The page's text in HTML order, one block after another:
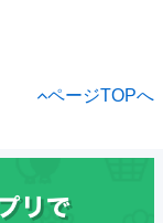
ページTOPへ